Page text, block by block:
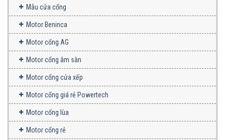
Mẫu cửa cổng
Motor Beninca
Motor cổng AG
Motor cổng âm sàn
Motor cổng cửa xếp
Motor cổng giá rẻ Powertech
Motor cổng lùa
Motor cổng rẻ